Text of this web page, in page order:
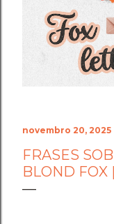
Cornífero, o
o fogo da
olha para as suas
incertezas da sua
para a sua
dourada ao seu
novembro 20, 2025
FRASES
BLOND FOX